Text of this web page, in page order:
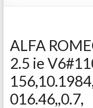
ALFA
2.5 ie
016.46,,0.7,